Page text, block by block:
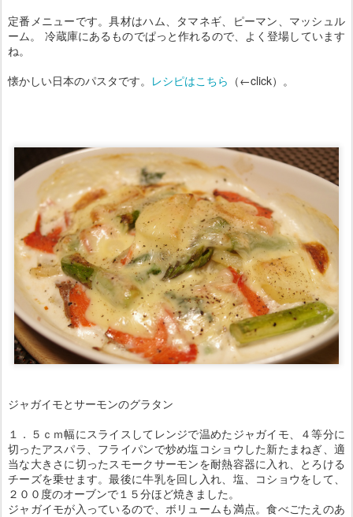
定番メニューです。具材はハム、タマネギ、ピーマン、マッシュル
ーム。 冷蔵庫にあるものでぱっと作れるので、よく登場しています
ね。
懐かしい日本のパスタです。 レシピはこちら （←click）。
ジャガイモとサーモンのグラタン
１．５ｃｍ幅にスライスしてレンジで温めたジャガイモ、４等分に
切ったアスパラ、フライパンで炒め塩コショウした新たまねぎ、適
当な大きさに切ったスモークサーモンを耐熱容器に入れ、とろける
チーズを乗せます。最後に牛乳を回し入れ、塩、コショウをして、
２００度のオーブンで１５分ほど焼きました。
ジャガイモが入っているので、ボリュームも満点。食べごたえのあ